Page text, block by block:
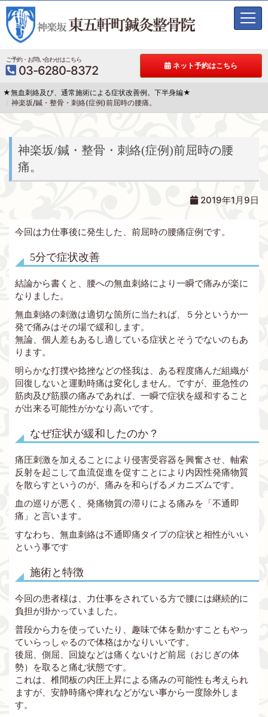
t
i
o
ご予約・お問い合わせはこちら
03-6280-8372 ネット予約はこちら
★無血刺絡及び、通常施術による症状改善例。下半身編★
神楽坂/鍼・整骨・刺絡(症例)前屈時の腰痛。
神楽坂/鍼・整骨・刺絡(症例)前屈時の腰
痛。
2019年1月9日
今回は力仕事後に発生した、前屈時の腰痛症例です。
5分で症状改善
結論から書くと、腰への無血刺絡により一瞬で痛みが楽に
なりました。
無血刺絡の刺激は適切な箇所に当たれば、５分というか一
発で痛みはその場で緩和します。
無論、個人差もあるし適している症状とそうでないのもあ
ります。
明らかな打撲や捻挫などの怪我は、ある程度痛んだ組織が
回復しないと運動時痛は変化しません。ですが、亜急性の
筋肉及び筋膜の痛みであれば、一瞬で症状を緩和すること
が出来る可能性がかなり高いです。
なぜ症状が緩和したのか？
痛圧刺激を加えることにより侵害受容器を興奮させ、軸索
反射を起こして血流促進を促すことにより内因性発痛物質
を散らすというのが、痛みを和らげるメカニズムです。
血の巡りが悪く、発痛物質の滞りによる痛みを「不通即
痛」と言います。
すなわち、無血刺絡は不通即痛タイプの症状と相性がいい
という事です
施術と特徴
今回の患者様は、力仕事をされている方で腰には継続的に
負担が掛かっていました。
普段から力を使っていたり、趣味で体を動かすこともやっ
ていらっしゃるので体格はかなりいいです。
後屈、側屈、回旋などは痛くないけど前屈（おじぎの体
勢）を取ると痛む状態です。
これは、椎間板の内圧上昇による痛みの可能性も考えられ
ますが、安静時痛や痺れなどがない事から一度除外しま
す。